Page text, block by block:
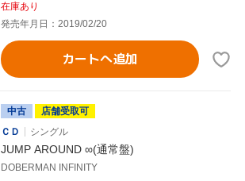
在庫あり
発売年月日：2019/02/20
カートへ追加
中古
店舗受取可
ＣＤ
シングル
JUMP AROUND ∞(通常盤)
DOBERMAN INFINITY